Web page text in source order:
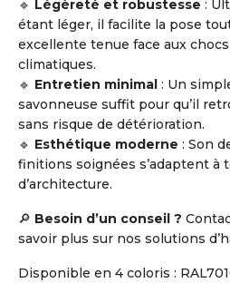
🔹 Légèreté et robustesse :
étant léger, il facilite la pose
excellente tenue face aux
climatiques.
🔹 Entretien minimal : Un
savonneuse suffit pour qu’il
sans risque de détérioration.
🔹 Esthétique moderne : Son
finitions soignées s’adaptent à
d’architecture.
🔎 Besoin d’un conseil ?
savoir plus sur nos solutions
Disponible en 4 coloris :